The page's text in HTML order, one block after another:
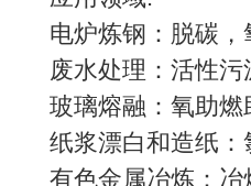
电炉炼钢：脱碳
废水处理：活性
玻璃熔融：氧助
纸浆漂白和造纸
有色金属冶炼：